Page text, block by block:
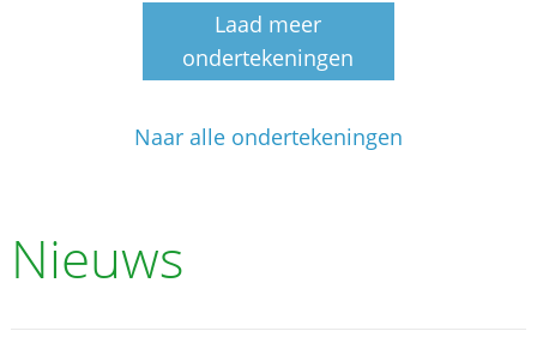
Laad meer
ondertekeningen
Naar alle ondertekeningen
Nieuws